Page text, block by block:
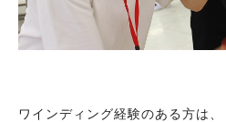
ワインディング経験のある方は、